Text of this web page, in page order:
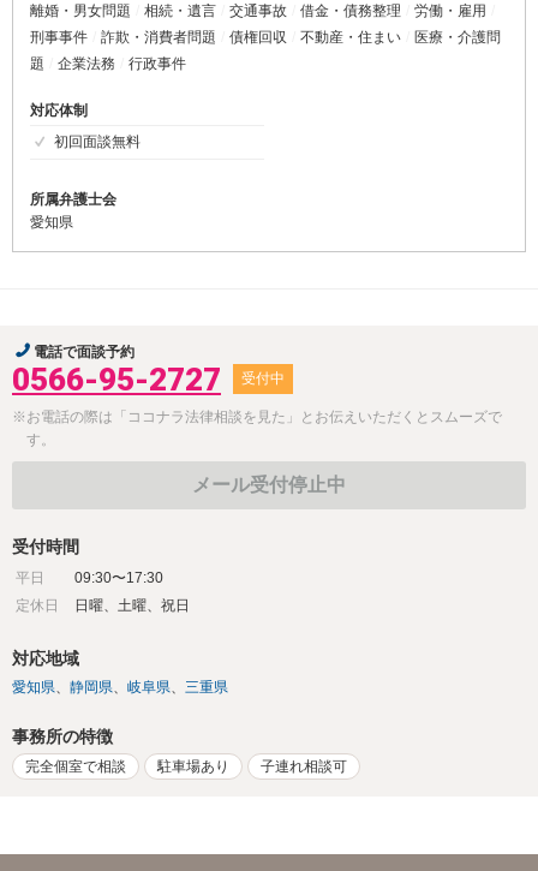
離婚・男女問題
相続・遺言 交通事故 借金・債務整理
労働・雇用
刑事事件
詐欺・消費者問題 債権回収 不動産・住まい
医療・介護問
題
企業法務 行政事件
対応体制
初回面談無料
所属弁護士会
愛知県
電話で面談予約
0566-95-2727 受付中
※お電話の際は「ココナラ法律相談を見た」とお伝えいただくとスムーズで
す。
メール受付停止中
受付時間
平日
09:30〜17:30
定休日
日曜、土曜、祝日
対応地域
愛知県 静岡県 岐阜県 三重県
事務所の特徴
完全個室で相談 駐車場あり 子連れ相談可